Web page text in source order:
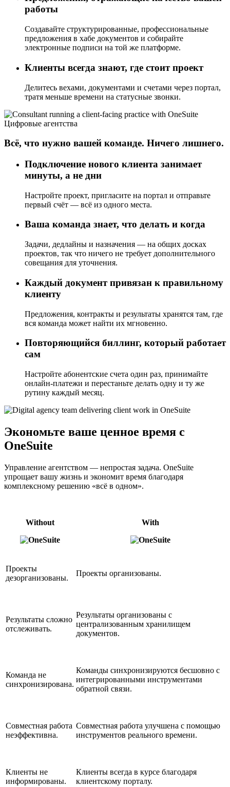
работы
Создавайте структурированные, профессиональные
предложения в хабе документов и собирайте
электронные подписи на той же платформе.
Клиенты всегда знают, где стоит проект
Делитесь вехами, документами и счетами через портал,
тратя меньше времени на статусные звонки.
Цифровые агентства
Всё, что нужно вашей команде. Ничего лишнего.
Подключение нового клиента занимает
минуты, а не дни
Настройте проект, пригласите на портал и отправьте
первый счёт — всё из одного места.
Ваша команда знает, что делать и когда
Задачи, дедлайны и назначения — на общих досках
проектов, так что ничего не требует дополнительного
совещания для уточнения.
Каждый документ привязан к правильному
клиенту
Предложения, контракты и результаты хранятся там, где
вся команда может найти их мгновенно.
Повторяющийся биллинг, который работает
сам
Настройте абонентские счета один раз, принимайте
онлайн-платежи и перестаньте делать одну и ту же
рутину каждый месяц.
Экономьте ваше ценное время с
OneSuite
Управление агентством — непростая задача. OneSuite
упрощает вашу жизнь и экономит время благодаря
комплексному решению «всё в одном».
Without With
Проекты
дезорганизованы.
Проекты организованы.
Результаты сложно
отслеживать.
Результаты организованы с
централизованным хранилищем
документов.
Команда не
синхронизирована.
Команды синхронизируются бесшовно с
интегрированными инструментами
обратной связи.
Совместная работа
неэффективна.
Совместная работа улучшена с помощью
инструментов реального времени.
Клиенты не
информированы.
Клиенты всегда в курсе благодаря
клиентскому порталу.